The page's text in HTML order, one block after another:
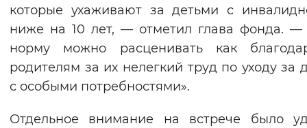
которые ухаживают за детьми с
ниже на 10 лет, — отметил глава фонда. —
норму можно расценивать как
родителям за их нелегкий труд по уходу за
с особыми потребностями».
Отдельное внимание на встрече было